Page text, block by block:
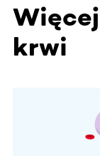
krwi
Ta sekcja